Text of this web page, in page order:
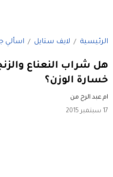
الرئيسية لايف ستايل اسألي
هل شراب النعناع
خسارة الوزن؟
ام عبد الرح من
17 سبتمبر 2015